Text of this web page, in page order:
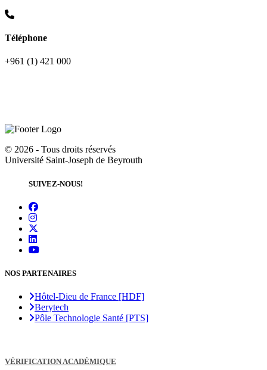
Téléphone
+961 (1) 421 000
© 2026 - Tous droits réservés
Université Saint-Joseph de Beyrouth
SUIVEZ-NOUS!
NOS PARTENAIRES
Hôtel-Dieu de France [HDF]
Berytech
Pôle Technologie Santé [PTS]
VÉRIFICATION ACADÉMIQUE